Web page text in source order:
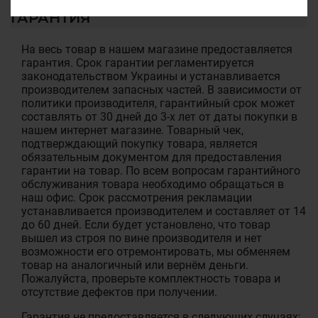
ГАРАНТИЯ
На весь товар в нашем магазине предоставляется
гарантия. Срок гарантии регламентируется
законодательством Украины и устанавливается
производителем запасных частей. В зависимости от
политики производителя, гарантийный срок может
составлять от 30 дней до 3-х лет от даты покупки в
нашем интернет магазине. Товарный чек,
подтверждающий покупку товара, является
обязательным документом для предоставления
гарантии на товар. По всем вопросам гарантийного
обслуживания товара необходимо обращаться в
наш офис. Срок рассмотрения рекламации
устанавливается производителем и составляет от 14
до 60 дней. Если будет установлено, что товар
вышел из строя по вине производителя и нет
возможности его отремонтировать, мы обменяем
товар на аналогичный или вернём деньги.
Пожалуйста, проверьте комплектность товара и
отсутствие дефектов при получении.